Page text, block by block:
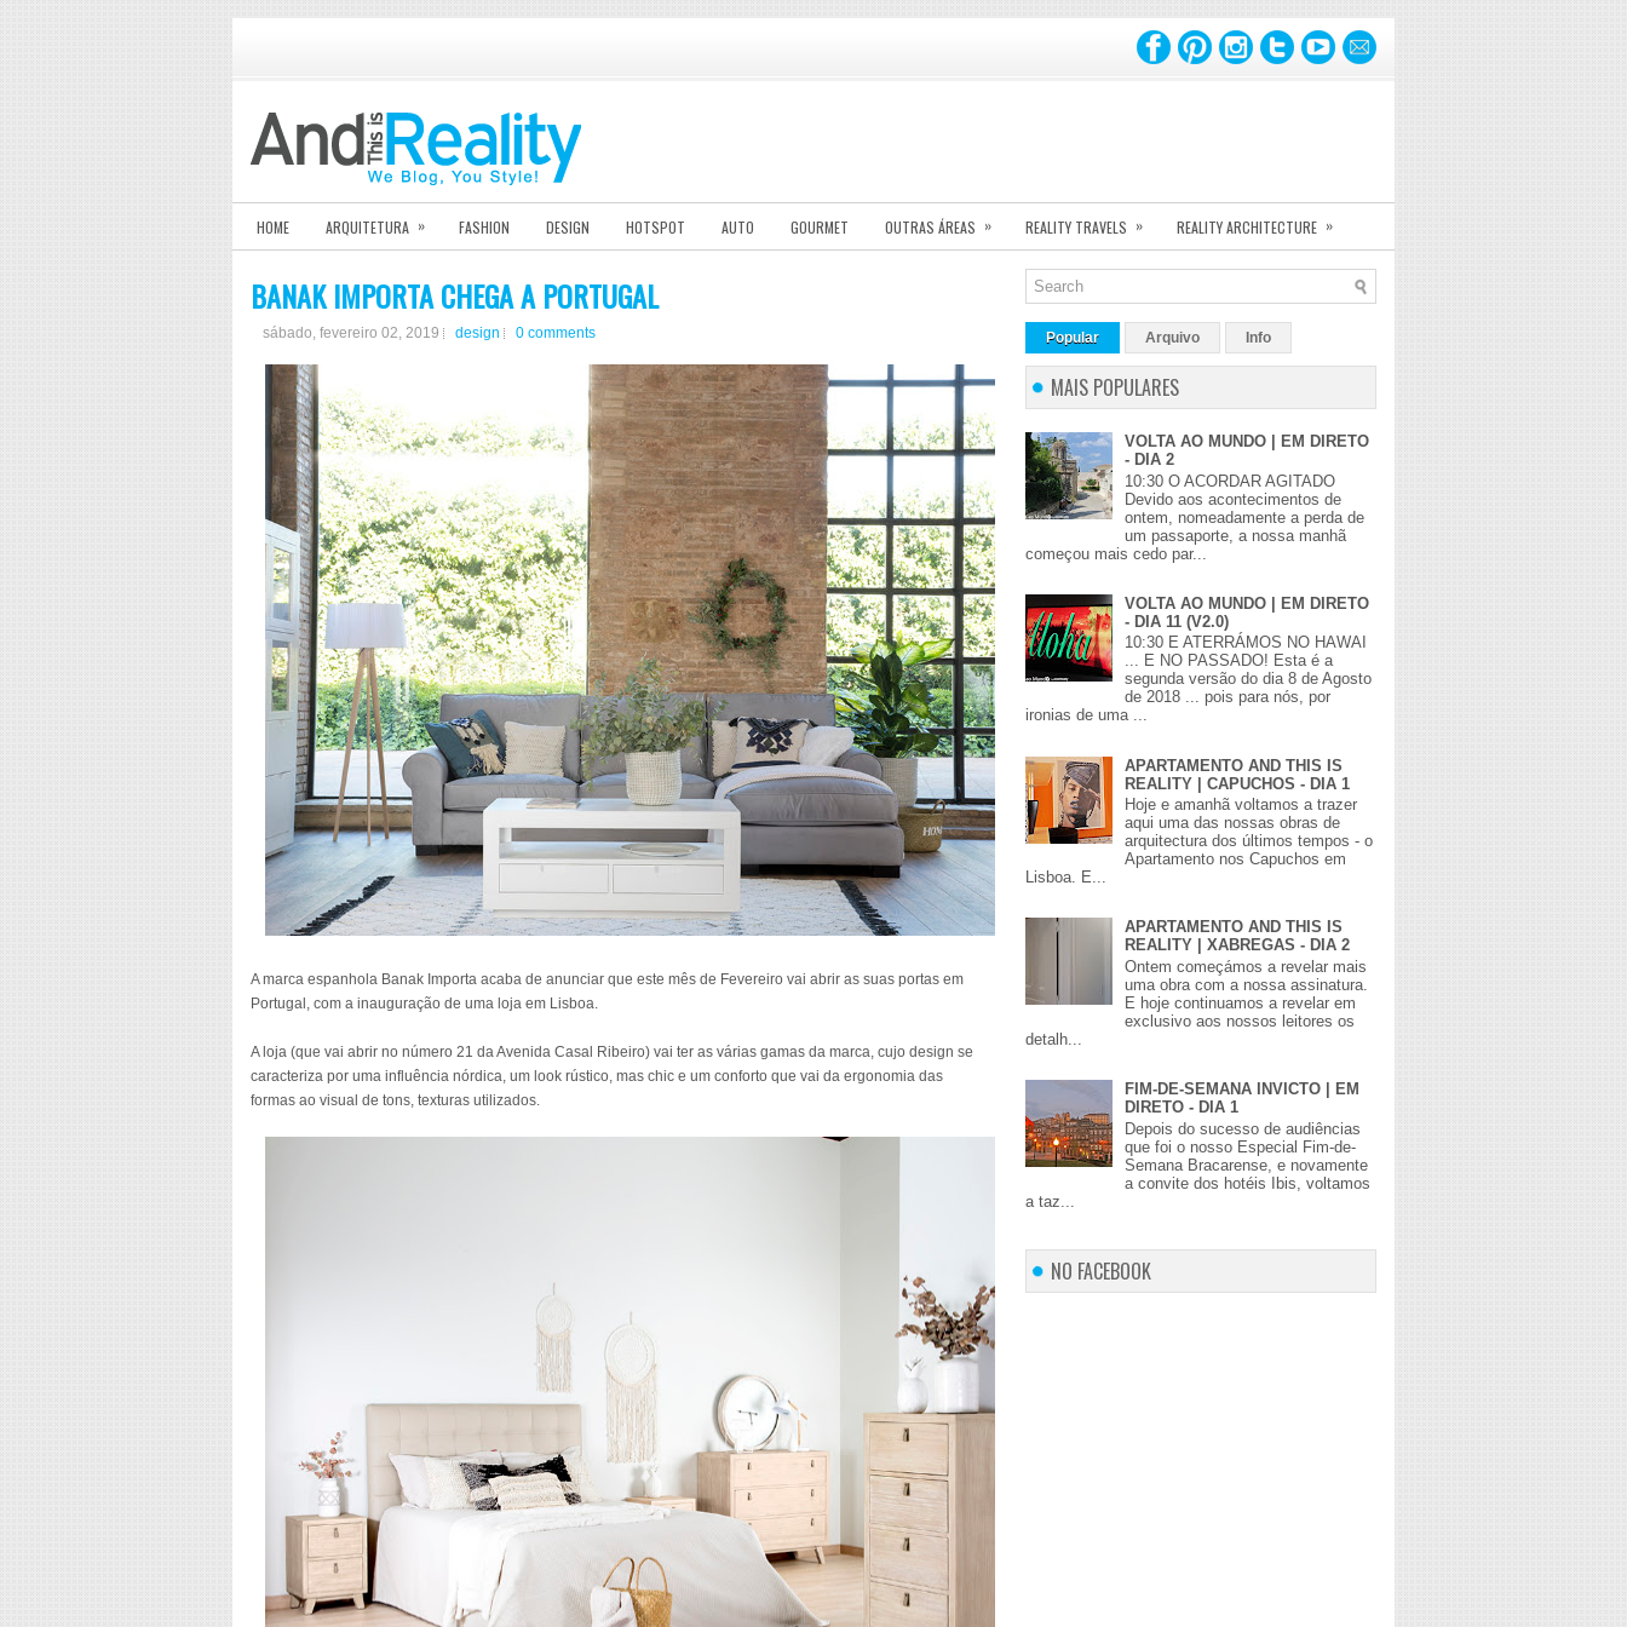
HOME ARQUITETURA » FASHION DESIGN HOTSPOT AUTO GOURMET OUTRAS ÁREAS » REALITY TRAVELS » REALITY ARCHITECTURE »
BANAK IMPORTA CHEGA A PORTUGAL
sábado, fevereiro 02, 2019 design 0 comments
A marca espanhola Banak Importa acaba de anunciar que este mês de Fevereiro vai abrir as suas portas em
Portugal, com a inauguração de uma loja em Lisboa.
A loja (que vai abrir no número 21 da Avenida Casal Ribeiro) vai ter as várias gamas da marca, cujo design se
caracteriza por uma influência nórdica, um look rústico, mas chic e um conforto que vai da ergonomia das
formas ao visual de tons, texturas utilizados.
Popular Arquivo Info
MAIS POPULARES
VOLTA AO MUNDO | EM DIRETO
- DIA 2
10:30 O ACORDAR AGITADO
Devido aos acontecimentos de
ontem, nomeadamente a perda de
um passaporte, a nossa manhã
começou mais cedo par...
VOLTA AO MUNDO | EM DIRETO
- DIA 11 (V2.0)
10:30 E ATERRÁMOS NO HAWAI
... E NO PASSADO! Esta é a
segunda versão do dia 8 de Agosto
de 2018 ... pois para nós, por
ironias de uma ...
APARTAMENTO AND THIS IS
REALITY | CAPUCHOS - DIA 1
Hoje e amanhã voltamos a trazer
aqui uma das nossas obras de
arquitectura dos últimos tempos - o
Apartamento nos Capuchos em
Lisboa. E...
APARTAMENTO AND THIS IS
REALITY | XABREGAS - DIA 2
Ontem começámos a revelar mais
uma obra com a nossa assinatura.
E hoje continuamos a revelar em
exclusivo aos nossos leitores os
detalh...
FIM-DE-SEMANA INVICTO | EM
DIRETO - DIA 1
Depois do sucesso de audiências
que foi o nosso Especial Fim-de-
Semana Bracarense, e novamente
a convite dos hotéis Ibis, voltamos
a taz...
NO FACEBOOK